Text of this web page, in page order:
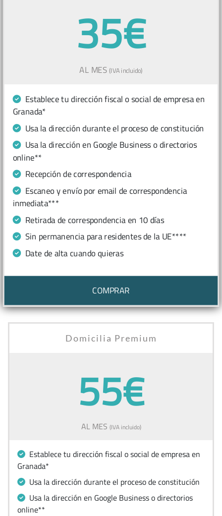
35€
AL MES(IVA incluido)
Establece tu dirección fiscal o social de empresa en
Granada*
Usa la dirección durante el proceso de constitución
Usa la dirección en Google Business o directorios
online**
Recepción de correspondencia
Escaneo y envío por email de correspondencia
inmediata***
Retirada de correspondencia en 10 días
Sin permanencia para residentes de la UE****
Date de alta cuando quieras
COMPRAR
Domicilia Premium
55€
AL MES (IVA incluido)
Establece tu dirección fiscal o social de empresa en
Granada*
Usa la dirección durante el proceso de constitución
Usa la dirección en Google Business o directorios
online**